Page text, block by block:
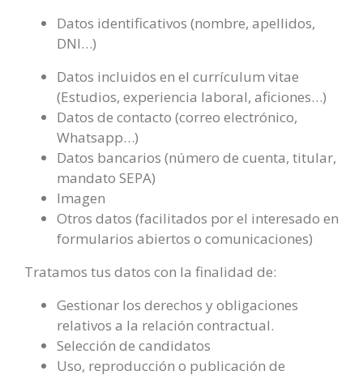
Datos identificativos (nombre, apellidos,
DNI…)
Datos incluidos en el currículum vitae
(Estudios, experiencia laboral, aficiones…)
Datos de contacto (correo electrónico,
Whatsapp…)
Datos bancarios (número de cuenta, titular,
mandato SEPA)
Imagen
Otros datos (facilitados por el interesado en
formularios abiertos o comunicaciones)
Tratamos tus datos con la finalidad de:
Gestionar los derechos y obligaciones
relativos a la relación contractual.
Selección de candidatos
Uso, reproducción o publicación de